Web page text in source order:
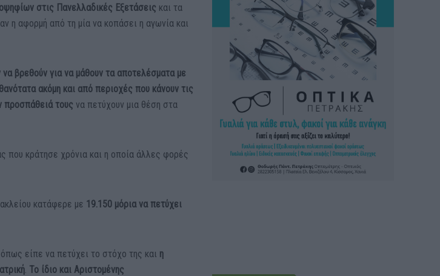
στις Πανελλαδικές Εξετάσεις και τα
η αφορμή από τη μία να κοπάσει η αγωνία και
βρεθούν για να μάθουν τα αποτελέσματα με
ακόμη και από περιοχές που κάνουν τις
προσπάθειά τους να πετύχουν μια θέση στα
που κράτησε χρόνια και η οποία άλλες φορές
κατάφερε με 19.150 μόρια να πετύχει
είπε να πετύχει το στόχο της και η
. Το ίδιο και Αριστομένης